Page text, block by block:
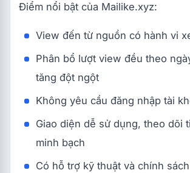
Điểm nổi bật của Mailike.xyz:
View đến từ nguồn có hành vi
Phân bổ lượt view đều theo
tăng đột ngột
Không yêu cầu đăng nhập tài
Giao diện dễ sử dụng, theo dõi
minh bạch
Có hỗ trợ kỹ thuật và chính